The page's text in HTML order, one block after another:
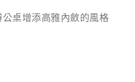
桌增添高雅內斂的風格